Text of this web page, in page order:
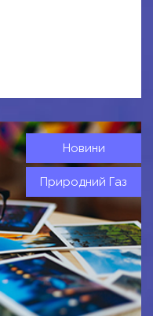
Новини
Природний Газ